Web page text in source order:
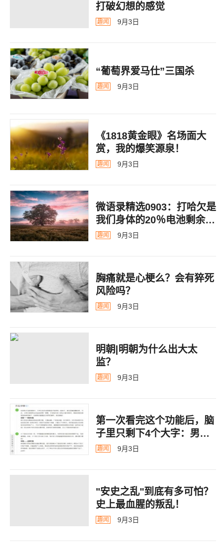
打破幻想的感觉
趣闻 9月3日
“葡萄界爱马仕”三国杀
趣闻 9月3日
《1818黄金眼》名场面大
赏，我的爆笑源泉！
趣闻 9月3日
微语录精选0903：打哈欠是
我们身体的20％电池剩余警
告
趣闻 9月3日
胸痛就是心梗么？会有猝死
风险吗？
趣闻 9月3日
明朝|明朝为什么出大太
监？ ​​​
趣闻 9月3日
第一次看完这个功能后，脑
子里只剩下4个大字：男德
银行
趣闻 9月3日
"安史之乱"到底有多可怕？
史上最血腥的叛乱！
趣闻 9月3日